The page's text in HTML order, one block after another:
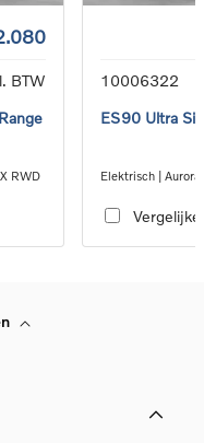
BTW
RWD
10006322
ES90 Ultra
Elektrisch |